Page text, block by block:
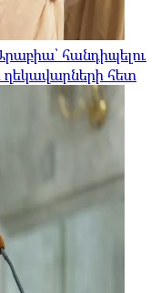
հանդիպելու
ղեկավարների հետ